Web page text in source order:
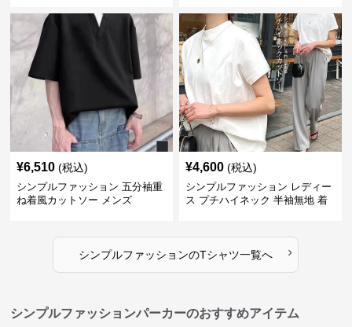
¥6,510 (税込)
シンプルファッション 五分袖重
ね着風カットソー メンズ
¥4,600 (税込)
シンプルファッション レディー
ス プチハイネック 半袖無地 着
シンプルファッションのTシャツ一覧へ ›
シンプルファッションパーカーのおすすめアイテム